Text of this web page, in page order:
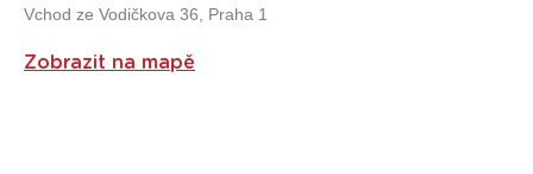
Vchod ze Vodičkova 36, Praha 1
Zobrazit na mapě